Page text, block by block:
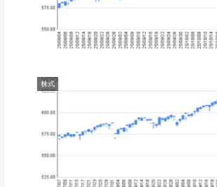
株式